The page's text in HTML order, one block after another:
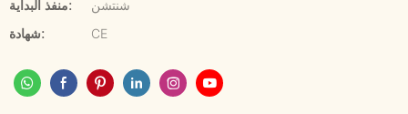
منفذ البداية:
شنتشن
شهادة:
CE